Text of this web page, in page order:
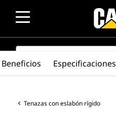
SEARCH
Tenazas con eslabón rígido
Beneficios Especificaciones